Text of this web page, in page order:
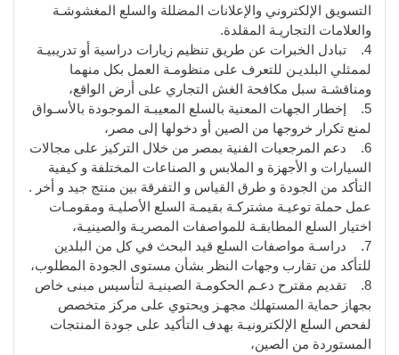
التسويق الإلكتروني والإعلانات المضللة والسلع المغشوشـة
والعلامات التجاريـة المقلدة.
4. تبادل الخبرات عن طريق تنظيم زيارات دراسية أو تدريبيـة
لممثلي البلديـن للتعرف على منظومـة العمل بكل منهما
ومناقشـة سبل مكافحة الغش التجاري على أرض الواقع،
5. إخطار الجهات المعنية بالسلع المعيبـة الموجودة بالأسـواق
لمنع تكرار خروجها من الصين أو دخولها إلى مصر،
6. دعم المرجعيات الفنية بمصر من خلال التركيز على مجالات
السيارات و الأجهزة و الملابس و الصناعات المختلفة و كيفية
التأكد من الجودة و طرق القياس و التفرقة بين منتج جيد و أخر .
عمل حملة توعيـة مشتركـة بقيمـة السلع الأصليـة ومقومـات
اختيار السلع المطابقـة للمواصفات المصريـة والصينيـة،
7. دراسـة مواصفات السلع قيد البحث في كل من البلدين
للتأكد من تقارب وجهات النظر بشأن مستوى الجودة المطلوب،
8. تقديم مقترح دعـم الحكومـة الصينيـة لتأسيس مبنى خاص
بجهاز حماية المستهلك مجهـز ويحتوي على مركز متخصص
لفحص السلع الإلكترونيـة بهدف التأكيد على جودة المنتجات
المستوردة من الصين،